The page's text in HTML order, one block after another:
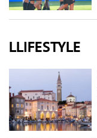
LLIFESTYLE